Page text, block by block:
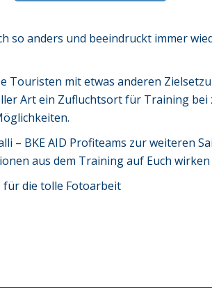
so anders und beeindruckt immer
Touristen mit etwas anderen
Art ein Zufluchtsort für Training bei
– BKE AID Profiteams zur weiteren
aus dem Training auf Euch wirken
für die tolle Fotoarbeit